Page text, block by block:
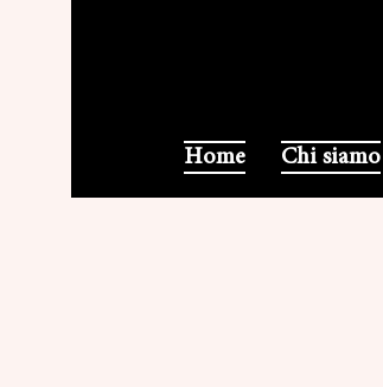
Home Chi siamo